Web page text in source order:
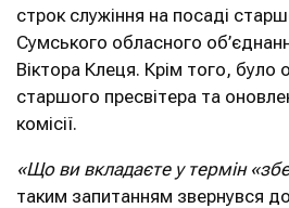
строк служіння на посаді
Сумського обласного
Віктора Клеця. Крім того, було
старшого пресвітера та
комісії.
«Що ви вкладаєте у термін
таким запитанням звернувся до